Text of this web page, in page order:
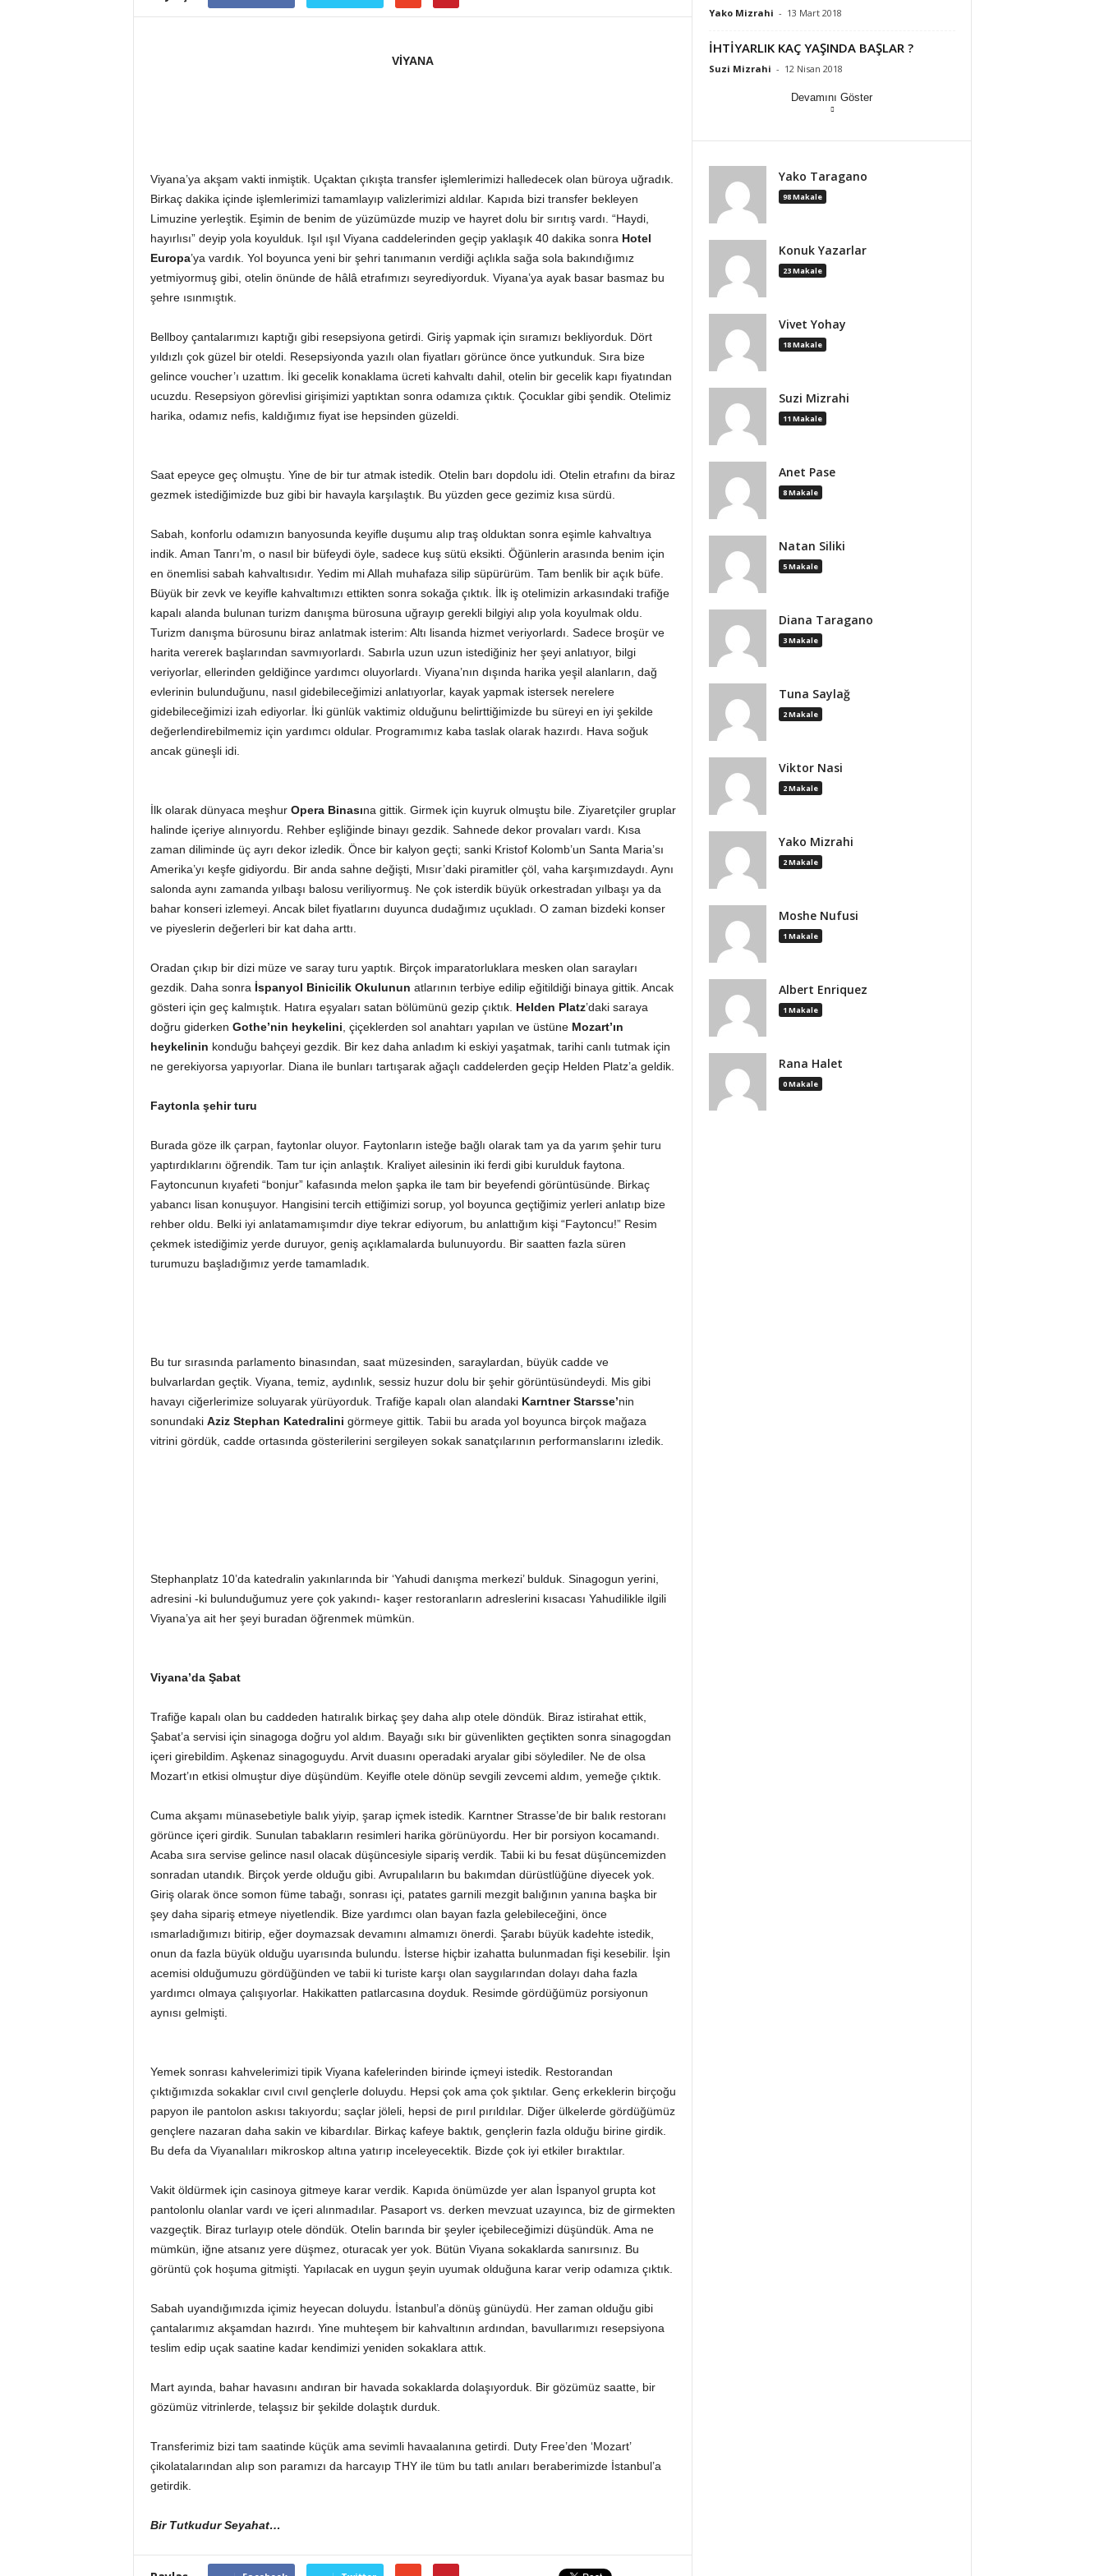
r
VİYANA
Viyana’ya akşam vakti inmiştik. Uçaktan çıkışta transfer işlemlerimizi halledecek olan büroya uğradık.
Birkaç dakika içinde işlemlerimizi tamamlayıp valizlerimizi aldılar. Kapıda bizi transfer bekleyen
Limuzine yerleştik. Eşimin de benim de yüzümüzde muzip ve hayret dolu bir sırıtış vardı. “Haydi,
hayırlısı” deyip yola koyulduk. Işıl ışıl Viyana caddelerinden geçip yaklaşık 40 dakika sonra Hotel
Europa’ya vardık. Yol boyunca yeni bir şehri tanımanın verdiği açlıkla sağa sola bakındığımız
yetmiyormuş gibi, otelin önünde de hâlâ etrafımızı seyrediyorduk. Viyana’ya ayak basar basmaz bu
şehre ısınmıştık.
Bellboy çantalarımızı kaptığı gibi resepsiyona getirdi. Giriş yapmak için sıramızı bekliyorduk. Dört
yıldızlı çok güzel bir oteldi. Resepsiyonda yazılı olan fiyatları görünce önce yutkunduk. Sıra bize
gelince voucher’ı uzattım. İki gecelik konaklama ücreti kahvaltı dahil, otelin bir gecelik kapı fiyatından
ucuzdu. Resepsiyon görevlisi girişimizi yaptıktan sonra odamıza çıktık. Çocuklar gibi şendik. Otelimiz
harika, odamız nefis, kaldığımız fiyat ise hepsinden güzeldi.
Saat epeyce geç olmuştu. Yine de bir tur atmak istedik. Otelin barı dopdolu idi. Otelin etrafını da biraz
gezmek istediğimizde buz gibi bir havayla karşılaştık. Bu yüzden gece gezimiz kısa sürdü.
Sabah, konforlu odamızın banyosunda keyifle duşumu alıp traş olduktan sonra eşimle kahvaltıya
indik. Aman Tanrı’m, o nasıl bir büfeydi öyle, sadece kuş sütü eksikti. Öğünlerin arasında benim için
en önemlisi sabah kahvaltısıdır. Yedim mi Allah muhafaza silip süpürürüm. Tam benlik bir açık büfe.
Büyük bir zevk ve keyifle kahvaltımızı ettikten sonra sokağa çıktık. İlk iş otelimizin arkasındaki trafiğe
kapalı alanda bulunan turizm danışma bürosuna uğrayıp gerekli bilgiyi alıp yola koyulmak oldu.
Turizm danışma bürosunu biraz anlatmak isterim: Altı lisanda hizmet veriyorlardı. Sadece broşür ve
harita vererek başlarından savmıyorlardı. Sabırla uzun uzun istediğiniz her şeyi anlatıyor, bilgi
veriyorlar, ellerinden geldiğince yardımcı oluyorlardı. Viyana’nın dışında harika yeşil alanların, dağ
evlerinin bulunduğunu, nasıl gidebileceğimizi anlatıyorlar, kayak yapmak istersek nerelere
gidebileceğimizi izah ediyorlar. İki günlük vaktimiz olduğunu belirttiğimizde bu süreyi en iyi şekilde
değerlendirebilmemiz için yardımcı oldular. Programımız kaba taslak olarak hazırdı. Hava soğuk
ancak güneşli idi.
İlk olarak dünyaca meşhur Opera Binasına gittik. Girmek için kuyruk olmuştu bile. Ziyaretçiler gruplar
halinde içeriye alınıyordu. Rehber eşliğinde binayı gezdik. Sahnede dekor provaları vardı. Kısa
zaman diliminde üç ayrı dekor izledik. Önce bir kalyon geçti; sanki Kristof Kolomb’un Santa Maria’sı
Amerika’yı keşfe gidiyordu. Bir anda sahne değişti, Mısır’daki piramitler çöl, vaha karşımızdaydı. Aynı
salonda aynı zamanda yılbaşı balosu veriliyormuş. Ne çok isterdik büyük orkestradan yılbaşı ya da
bahar konseri izlemeyi. Ancak bilet fiyatlarını duyunca dudağımız uçukladı. O zaman bizdeki konser
ve piyeslerin değerleri bir kat daha arttı.
Oradan çıkıp bir dizi müze ve saray turu yaptık. Birçok imparatorluklara mesken olan sarayları
gezdik. Daha sonra İspanyol Binicilik Okulunun atlarının terbiye edilip eğitildiği binaya gittik. Ancak
gösteri için geç kalmıştık. Hatıra eşyaları satan bölümünü gezip çıktık. Helden Platz’daki saraya
doğru giderken Gothe’nin heykelini , çiçeklerden sol anahtarı yapılan ve üstüne Mozart’ın
heykelinin konduğu bahçeyi gezdik. Bir kez daha anladım ki eskiyi yaşatmak, tarihi canlı tutmak için
ne gerekiyorsa yapıyorlar. Diana ile bunları tartışarak ağaçlı caddelerden geçip Helden Platz’a geldik.
Faytonla şehir turu
Burada göze ilk çarpan, faytonlar oluyor. Faytonların isteğe bağlı olarak tam ya da yarım şehir turu
yaptırdıklarını öğrendik. Tam tur için anlaştık. Kraliyet ailesinin iki ferdi gibi kurulduk faytona.
Faytoncunun kıyafeti “bonjur” kafasında melon şapka ile tam bir beyefendi görüntüsünde. Birkaç
yabancı lisan konuşuyor. Hangisini tercih ettiğimizi sorup, yol boyunca geçtiğimiz yerleri anlatıp bize
rehber oldu. Belki iyi anlatamamışımdır diye tekrar ediyorum, bu anlattığım kişi “Faytoncu!” Resim
çekmek istediğimiz yerde duruyor, geniş açıklamalarda bulunuyordu. Bir saatten fazla süren
turumuzu başladığımız yerde tamamladık.
Bu tur sırasında parlamento binasından, saat müzesinden, saraylardan, büyük cadde ve
bulvarlardan geçtik. Viyana, temiz, aydınlık, sessiz huzur dolu bir şehir görüntüsündeydi. Mis gibi
havayı ciğerlerimize soluyarak yürüyorduk. Trafiğe kapalı olan alandaki Karntner Starsse’nin
sonundaki Aziz Stephan Katedralini görmeye gittik. Tabii bu arada yol boyunca birçok mağaza
vitrini gördük, cadde ortasında gösterilerini sergileyen sokak sanatçılarının performanslarını izledik.
Stephanplatz 10’da katedralin yakınlarında bir ‘Yahudi danışma merkezi’ bulduk. Sinagogun yerini,
adresini -ki bulunduğumuz yere çok yakındı- kaşer restoranların adreslerini kısacası Yahudilikle ilgili
Viyana’ya ait her şeyi buradan öğrenmek mümkün.
Viyana’da Şabat
Trafiğe kapalı olan bu caddeden hatıralık birkaç şey daha alıp otele döndük. Biraz istirahat ettik,
Şabat’a servisi için sinagoga doğru yol aldım. Bayağı sıkı bir güvenlikten geçtikten sonra sinagogdan
içeri girebildim. Aşkenaz sinagoguydu. Arvit duasını operadaki aryalar gibi söylediler. Ne de olsa
Mozart’ın etkisi olmuştur diye düşündüm. Keyifle otele dönüp sevgili zevcemi aldım, yemeğe çıktık.
Cuma akşamı münasebetiyle balık yiyip, şarap içmek istedik. Karntner Strasse’de bir balık restoranı
görünce içeri girdik. Sunulan tabakların resimleri harika görünüyordu. Her bir porsiyon kocamandı.
Acaba sıra servise gelince nasıl olacak düşüncesiyle sipariş verdik. Tabii ki bu fesat düşüncemizden
sonradan utandık. Birçok yerde olduğu gibi. Avrupalıların bu bakımdan dürüstlüğüne diyecek yok.
Giriş olarak önce somon füme tabağı, sonrası içi, patates garnili mezgit balığının yanına başka bir
şey daha sipariş etmeye niyetlendik. Bize yardımcı olan bayan fazla gelebileceğini, önce
ısmarladığımızı bitirip, eğer doymazsak devamını almamızı önerdi. Şarabı büyük kadehte istedik,
onun da fazla büyük olduğu uyarısında bulundu. İsterse hiçbir izahatta bulunmadan fişi kesebilir. İşin
acemisi olduğumuzu gördüğünden ve tabii ki turiste karşı olan saygılarından dolayı daha fazla
yardımcı olmaya çalışıyorlar. Hakikatten patlarcasına doyduk. Resimde gördüğümüz porsiyonun
aynısı gelmişti.
Yemek sonrası kahvelerimizi tipik Viyana kafelerinden birinde içmeyi istedik. Restorandan
çıktığımızda sokaklar cıvıl cıvıl gençlerle doluydu. Hepsi çok ama çok şıktılar. Genç erkeklerin birçoğu
papyon ile pantolon askısı takıyordu; saçlar jöleli, hepsi de pırıl pırıldılar. Diğer ülkelerde gördüğümüz
gençlere nazaran daha sakin ve kibardılar. Birkaç kafeye baktık, gençlerin fazla olduğu birine girdik.
Bu defa da Viyanalıları mikroskop altına yatırıp inceleyecektik. Bizde çok iyi etkiler bıraktılar.
Vakit öldürmek için casinoya gitmeye karar verdik. Kapıda önümüzde yer alan İspanyol grupta kot
pantolonlu olanlar vardı ve içeri alınmadılar. Pasaport vs. derken mevzuat uzayınca, biz de girmekten
vazgeçtik. Biraz turlayıp otele döndük. Otelin barında bir şeyler içebileceğimizi düşündük. Ama ne
mümkün, iğne atsanız yere düşmez, oturacak yer yok. Bütün Viyana sokaklarda sanırsınız. Bu
görüntü çok hoşuma gitmişti. Yapılacak en uygun şeyin uyumak olduğuna karar verip odamıza çıktık.
Sabah uyandığımızda içimiz heyecan doluydu. İstanbul’a dönüş günüydü. Her zaman olduğu gibi
çantalarımız akşamdan hazırdı. Yine muhteşem bir kahvaltının ardından, bavullarımızı resepsiyona
teslim edip uçak saatine kadar kendimizi yeniden sokaklara attık.
Mart ayında, bahar havasını andıran bir havada sokaklarda dolaşıyorduk. Bir gözümüz saatte, bir
gözümüz vitrinlerde, telaşsız bir şekilde dolaştık durduk.
Transferimiz bizi tam saatinde küçük ama sevimli havaalanına getirdi. Duty Free’den ‘Mozart’
çikolatalarından alıp son paramızı da harcayıp THY ile tüm bu tatlı anıları beraberimizde İstanbul’a
getirdik.
Bir Tutkudur Seyahat…
Yako Mizrahi - 13 Mart 2018
İHTİYARLIK KAÇ YAŞINDA BAŞLAR ?
Suzi Mizrahi - 12 Nisan 2018
Devamını Göster
Yako Taragano
98 Makale
Konuk Yazarlar
23 Makale
Vivet Yohay
18 Makale
Suzi Mizrahi
11 Makale
Anet Pase
8 Makale
Natan Siliki
5 Makale
Diana Taragano
3 Makale
Tuna Saylağ
2 Makale
Viktor Nasi
2 Makale
Yako Mizrahi
2 Makale
Moshe Nufusi
1 Makale
Albert Enriquez
1 Makale
Rana Halet
0 Makale